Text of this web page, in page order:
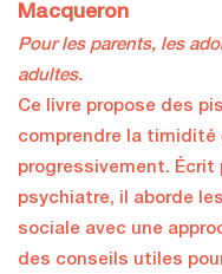
Macqueron
Pour les parents, les
adultes.
Ce livre propose des
comprendre la timidité
progressivement. Écrit
psychiatre, il aborde
sociale avec une
des conseils utiles